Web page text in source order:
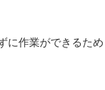
に作業ができるため